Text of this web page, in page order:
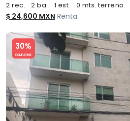
2 rec. 2 ba. 1 est. 0 mts. terreno.
$ 24,600 MXN Renta
30%
COMPATIBLE
Slide 1 of 5